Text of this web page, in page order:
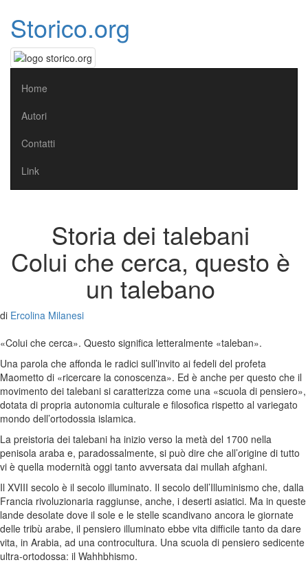
Storico.org
Home
Autori
Contatti
Link
Storia dei talebani
Colui che cerca, questo è
un talebano
di Ercolina Milanesi
«Colui che cerca». Questo significa letteralmente «taleban».
Una parola che affonda le radici sull’invito ai fedeli del profeta
Maometto di «ricercare la conoscenza». Ed è anche per questo che il
movimento dei talebani si caratterizza come una «scuola di pensiero»,
dotata di propria autonomia culturale e filosofica rispetto al variegato
mondo dell’ortodossia islamica.
La preistoria dei talebani ha inizio verso la metà del 1700 nella
penisola araba e, paradossalmente, si può dire che all’origine di tutto
vi è quella modernità oggi tanto avversata dai mullah afghani.
Il XVIII secolo è il secolo illuminato. Il secolo dell’Illuminismo che, dalla
Francia rivoluzionaria raggiunse, anche, i deserti asiatici. Ma in queste
lande desolate dove il sole e le stelle scandivano ancora le giornate
delle tribù arabe, il pensiero illuminato ebbe vita difficile tanto da dare
vita, in Arabia, ad una controcultura. Una scuola di pensiero sedicente
ultra-ortodossa: il Wahhbhismo.